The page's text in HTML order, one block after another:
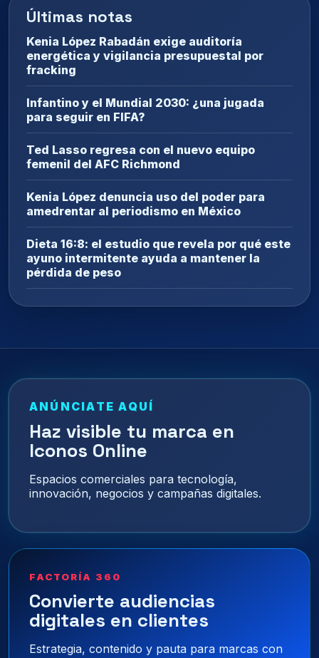
Últimas notas
Kenia López Rabadán exige auditoría
energética y vigilancia presupuestal por
fracking
Infantino y el Mundial 2030: ¿una jugada
para seguir en FIFA?
Ted Lasso regresa con el nuevo equipo
femenil del AFC Richmond
Kenia López denuncia uso del poder para
amedrentar al periodismo en México
Dieta 16:8: el estudio que revela por qué este
ayuno intermitente ayuda a mantener la
pérdida de peso
ANÚNCIATE AQUÍ
Haz visible tu marca en
Iconos Online
Espacios comerciales para tecnología,
innovación, negocios y campañas digitales.
FACTORÍA 360
Convierte audiencias
digitales en clientes
Estrategia, contenido y pauta para marcas con